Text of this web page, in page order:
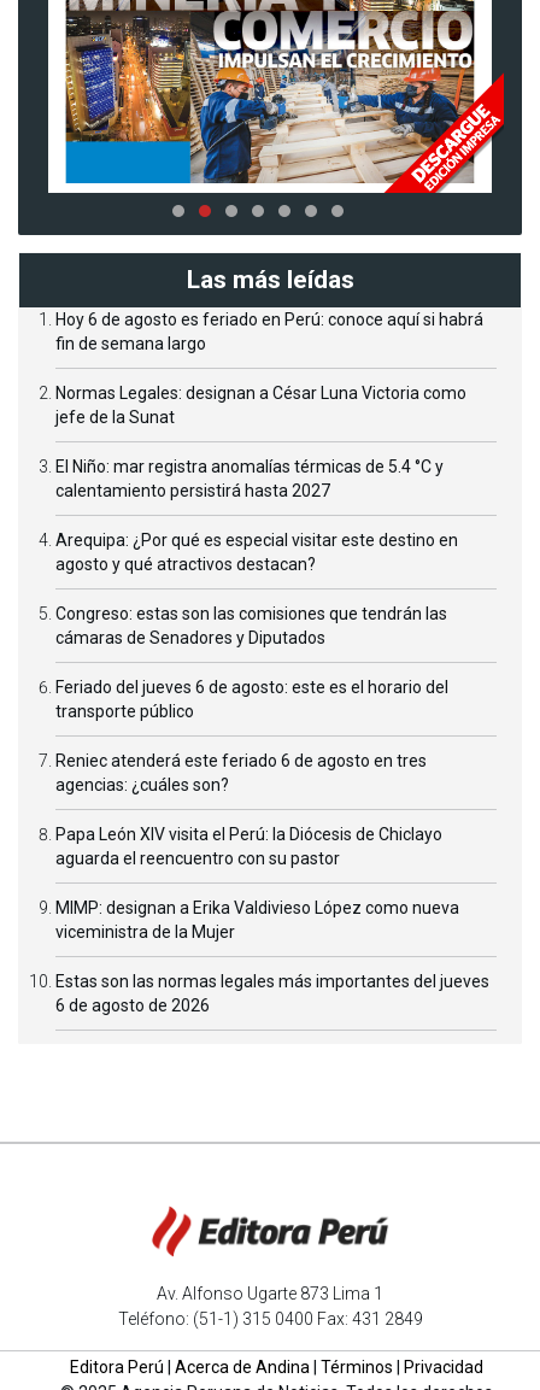
Las más leídas
Hoy 6 de agosto es feriado en Perú: conoce aquí si habrá
fin de semana largo
Normas Legales: designan a César Luna Victoria como
jefe de la Sunat
El Niño: mar registra anomalías térmicas de 5.4 °C y
calentamiento persistirá hasta 2027
Arequipa: ¿Por qué es especial visitar este destino en
agosto y qué atractivos destacan?
Congreso: estas son las comisiones que tendrán las
cámaras de Senadores y Diputados
Feriado del jueves 6 de agosto: este es el horario del
transporte público
Reniec atenderá este feriado 6 de agosto en tres
agencias: ¿cuáles son?
Papa León XIV visita el Perú: la Diócesis de Chiclayo
aguarda el reencuentro con su pastor
MIMP: designan a Erika Valdivieso López como nueva
viceministra de la Mujer
Estas son las normas legales más importantes del jueves
6 de agosto de 2026
Av. Alfonso Ugarte 873 Lima 1
Teléfono: (51-1) 315 0400 Fax: 431 2849
Editora Perú Acerca de Andina Términos
Privacidad